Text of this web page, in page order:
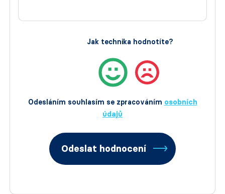
Odesláním souhlasím se zpracováním osobních
údajů
Jak technika hodnotíte?
Odeslat hodnocení